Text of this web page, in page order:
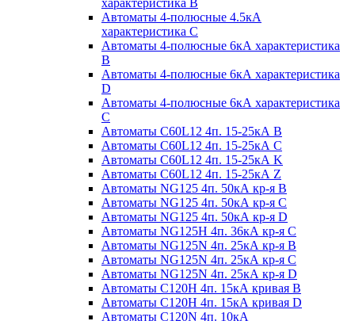
Автоматы 4-полюсные 4.5кА
характеристика С
Автоматы 4-полюсные 6кА характеристика
B
Автоматы 4-полюсные 6кА характеристика
D
Автоматы 4-полюсные 6кА характеристика
С
Автоматы C60L12 4п. 15-25кА B
Автоматы C60L12 4п. 15-25кА C
Автоматы C60L12 4п. 15-25кА K
Автоматы C60L12 4п. 15-25кА Z
Автоматы NG125 4п. 50кА кр-я B
Автоматы NG125 4п. 50кА кр-я C
Автоматы NG125 4п. 50кА кр-я D
Автоматы NG125H 4п. 36кА кр-я C
Автоматы NG125N 4п. 25кА кр-я B
Автоматы NG125N 4п. 25кА кр-я C
Автоматы NG125N 4п. 25кА кр-я D
Автоматы С120H 4п. 15кА кривая B
Автоматы С120H 4п. 15кА кривая D
Автоматы С120N 4п. 10кА